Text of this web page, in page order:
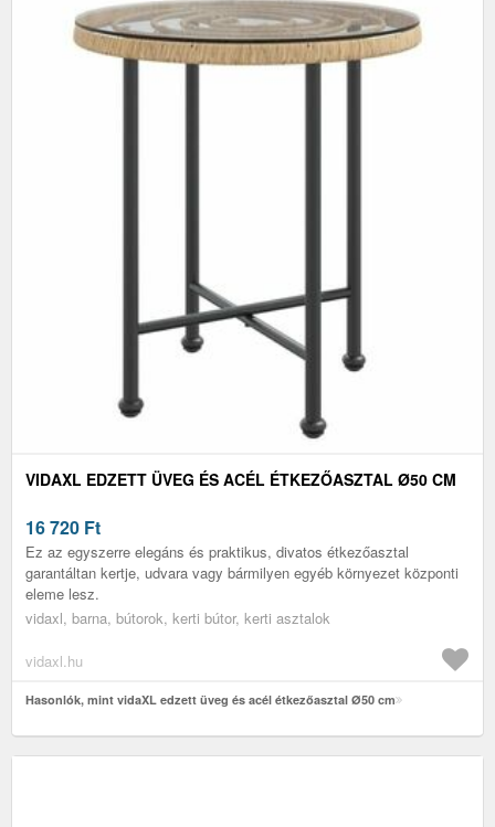
VIDAXL EDZETT ÜVEG ÉS ACÉL ÉTKEZŐASZTAL Ø50 CM
16 720 Ft
Ez az egyszerre elegáns és praktikus, divatos étkezőasztal
garantáltan kertje, udvara vagy bármilyen egyéb környezet központi
eleme lesz.
vidaxl, barna, bútorok, kerti bútor, kerti asztalok
vidaxl.hu
Hasonlók, mint vidaXL edzett üveg és acél étkezőasztal Ø50 cm